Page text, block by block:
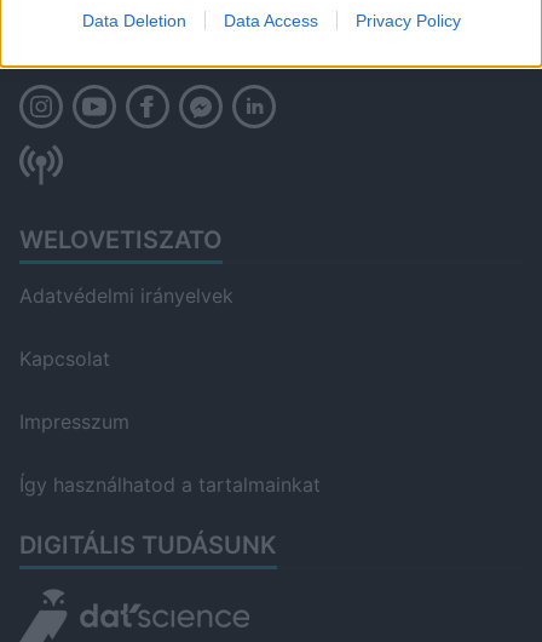
Data Deletion Data Access Privacy Policy
WELOVETISZATO
Adatvédelmi irányelvek
Kapcsolat
Impresszum
Így használhatod a tartalmainkat
DIGITÁLIS TUDÁSUNK